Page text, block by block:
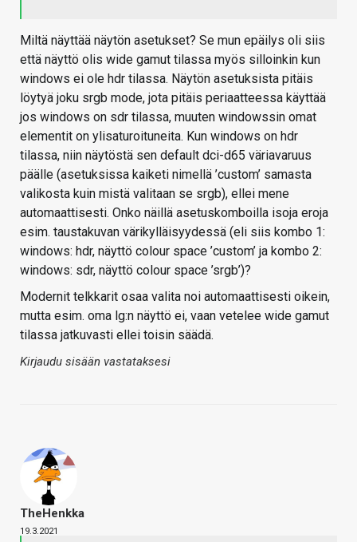
Miltä näyttää näytön asetukset? Se mun epäilys oli siis
että näyttö olis wide gamut tilassa myös silloinkin kun
windows ei ole hdr tilassa. Näytön asetuksista pitäis
löytyä joku srgb mode, jota pitäis periaatteessa käyttää
jos windows on sdr tilassa, muuten windowssin omat
elementit on ylisaturoituneita. Kun windows on hdr
tilassa, niin näytöstä sen default dci-d65 väriavaruus
päälle (asetuksissa kaiketi nimellä ’custom’ samasta
valikosta kuin mistä valitaan se srgb), ellei mene
automaattisesti. Onko näillä asetuskomboilla isoja eroja
esim. taustakuvan värikylläisyydessä (eli siis kombo 1:
windows: hdr, näyttö colour space ’custom’ ja kombo 2:
windows: sdr, näyttö colour space ’srgb’)?
Modernit telkkarit osaa valita noi automaattisesti oikein,
mutta esim. oma lg:n näyttö ei, vaan vetelee wide gamut
tilassa jatkuvasti ellei toisin säädä.
Kirjaudu sisään vastataksesi
TheHenkka
19.3.2021